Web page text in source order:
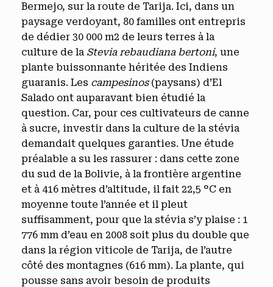
Bermejo, sur la route de Tarija. Ici, dans un
paysage verdoyant, 80 familles ont entrepris
de dédier 30 000 m2 de leurs terres à la
culture de la Stevia rebaudiana bertoni, une
plante buissonnante héritée des Indiens
guaranis. Les campesinos(paysans) d’El
Salado ont auparavant bien étudié la
question. Car, pour ces cultivateurs de canne
à sucre, investir dans la culture de la stévia
demandait quelques garanties. Une étude
préalable a su les rassurer : dans cette zone
du sud de la Bolivie, à la frontière argentine
et à 416 mètres d’altitude, il fait 22,5 °C en
moyenne toute l’année et il pleut
suffisamment, pour que la stévia s’y plaise : 1
776 mm d’eau en 2008 soit plus du double que
dans la région viticole de Tarija, de l’autre
côté des montagnes (616 mm). La plante, qui
pousse sans avoir besoin de produits